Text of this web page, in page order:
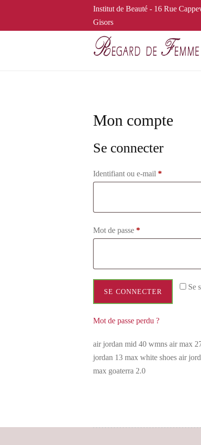
Institut de Beauté - 16 Rue
Gisors
Mon compte
Se connecter
Identifiant ou e-mail *
Mot de passe *
Se
SE CONNECTER
Mot de passe perdu ?
air jordan mid 40 wmns air max
jordan 13 max white shoes air
max goaterra 2.0